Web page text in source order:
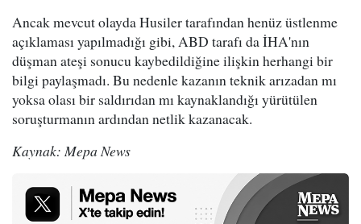
Ancak mevcut olayda Husiler tarafından henüz üstlenme
açıklaması yapılmadığı gibi, ABD tarafı da İHA'nın
düşman ateşi sonucu kaybedildiğine ilişkin herhangi bir
bilgi paylaşmadı. Bu nedenle kazanın teknik arızadan mı
yoksa olası bir saldırıdan mı kaynaklandığı yürütülen
soruşturmanın ardından netlik kazanacak.
Kaynak: Mepa News